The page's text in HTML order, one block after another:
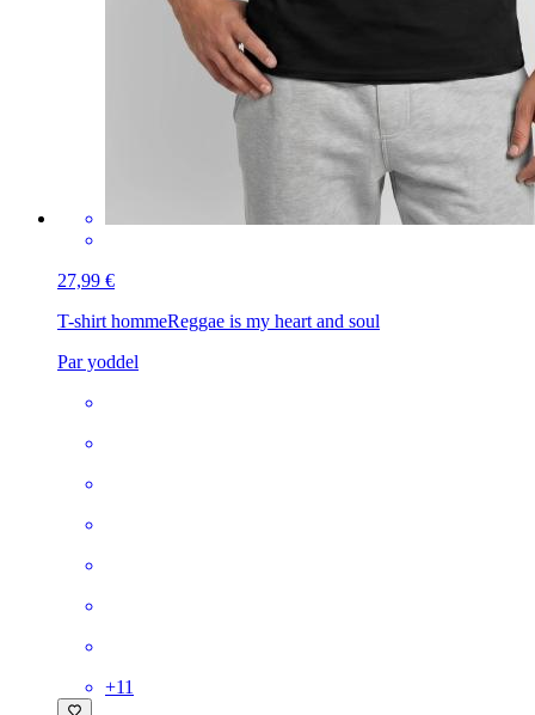
27,99 €
T-shirt hommeReggae is my heart and soul
Par yoddel
+11